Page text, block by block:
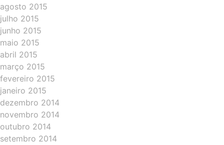
agosto 2015
julho 2015
junho 2015
maio 2015
abril 2015
março 2015
fevereiro 2015
janeiro 2015
dezembro 2014
novembro 2014
outubro 2014
setembro 2014